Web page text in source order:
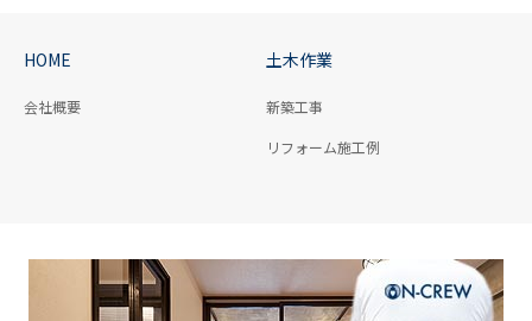
HOME
会社概要
土木作業
新築工事
リフォーム施工例